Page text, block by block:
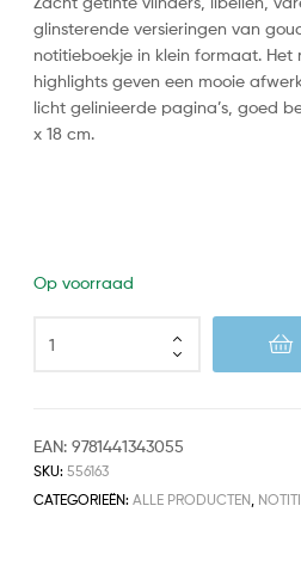
glinsterende versieringen van
notitieboekje in klein formaat.
highlights geven een mooie
licht gelinieerde pagina’s, goed
x 18 cm.
Op voorraad
EAN:9781441343055
SKU:556163
CATEGORIEËN:ALLE PRODUCTEN,